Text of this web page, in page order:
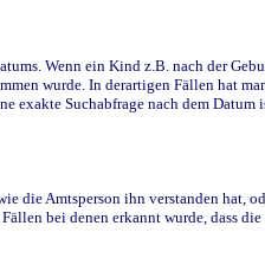
Wenn ein Kind z.B. nach der
wurde. In derartigen Fällen hat
Suchabfrage nach dem
Amtsperson ihn verstanden hat,
bei denen erkannt wurde, dass